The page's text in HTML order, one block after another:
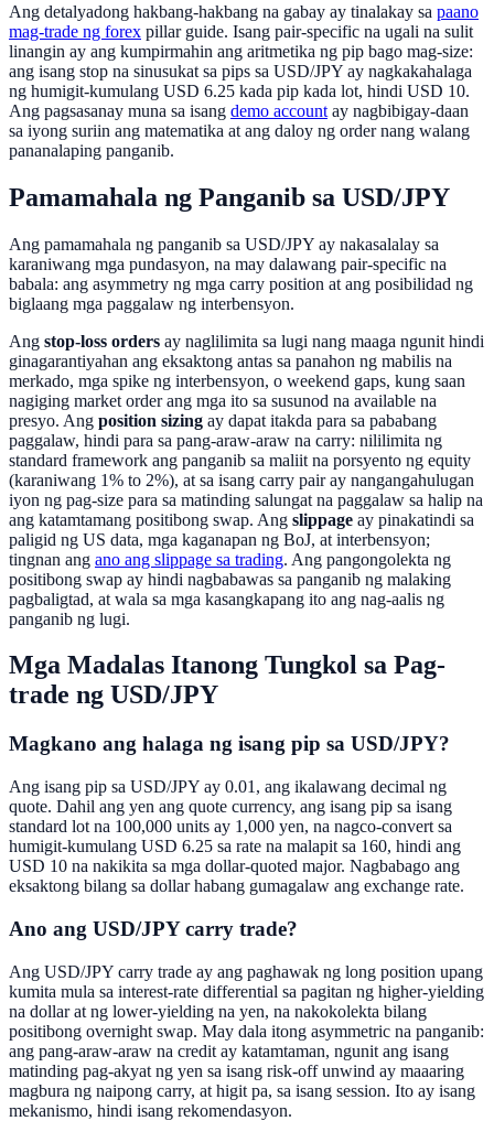
Ang detalyadong hakbang-hakbang na gabay ay tinalakay sa paano
mag-trade ng forex pillar guide. Isang pair-specific na ugali na sulit
linangin ay ang kumpirmahin ang aritmetika ng pip bago mag-size:
ang isang stop na sinusukat sa pips sa USD/JPY ay nagkakahalaga
ng humigit-kumulang USD 6.25 kada pip kada lot, hindi USD 10.
Ang pagsasanay muna sa isang demo account ay nagbibigay-daan
sa iyong suriin ang matematika at ang daloy ng order nang walang
pananalaping panganib.
Pamamahala ng Panganib sa USD/JPY
Ang pamamahala ng panganib sa USD/JPY ay nakasalalay sa
karaniwang mga pundasyon, na may dalawang pair-specific na
babala: ang asymmetry ng mga carry position at ang posibilidad ng
biglaang mga paggalaw ng interbensyon.
Ang stop-loss orders ay naglilimita sa lugi nang maaga ngunit hindi
ginagarantiyahan ang eksaktong antas sa panahon ng mabilis na
merkado, mga spike ng interbensyon, o weekend gaps, kung saan
nagiging market order ang mga ito sa susunod na available na
presyo. Ang position sizing ay dapat itakda para sa pababang
paggalaw, hindi para sa pang-araw-araw na carry: nililimita ng
standard framework ang panganib sa maliit na porsyento ng equity
(karaniwang 1% to 2%), at sa isang carry pair ay nangangahulugan
iyon ng pag-size para sa matinding salungat na paggalaw sa halip na
ang katamtamang positibong swap. Ang slippage ay pinakatindi sa
paligid ng US data, mga kaganapan ng BoJ, at interbensyon;
tingnan ang ano ang slippage sa trading. Ang pangongolekta ng
positibong swap ay hindi nagbabawas sa panganib ng malaking
pagbaligtad, at wala sa mga kasangkapang ito ang nag-aalis ng
panganib ng lugi.
Mga Madalas Itanong Tungkol sa Pag-
trade ng USD/JPY
Magkano ang halaga ng isang pip sa USD/JPY?
Ang isang pip sa USD/JPY ay 0.01, ang ikalawang decimal ng
quote. Dahil ang yen ang quote currency, ang isang pip sa isang
standard lot na 100,000 units ay 1,000 yen, na nagco-convert sa
humigit-kumulang USD 6.25 sa rate na malapit sa 160, hindi ang
USD 10 na nakikita sa mga dollar-quoted major. Nagbabago ang
eksaktong bilang sa dollar habang gumagalaw ang exchange rate.
Ano ang USD/JPY carry trade?
Ang USD/JPY carry trade ay ang paghawak ng long position upang
kumita mula sa interest-rate differential sa pagitan ng higher-yielding
na dollar at ng lower-yielding na yen, na nakokolekta bilang
positibong overnight swap. May dala itong asymmetric na panganib:
ang pang-araw-araw na credit ay katamtaman, ngunit ang isang
matinding pag-akyat ng yen sa isang risk-off unwind ay maaaring
magbura ng naipong carry, at higit pa, sa isang session. Ito ay isang
mekanismo, hindi isang rekomendasyon.